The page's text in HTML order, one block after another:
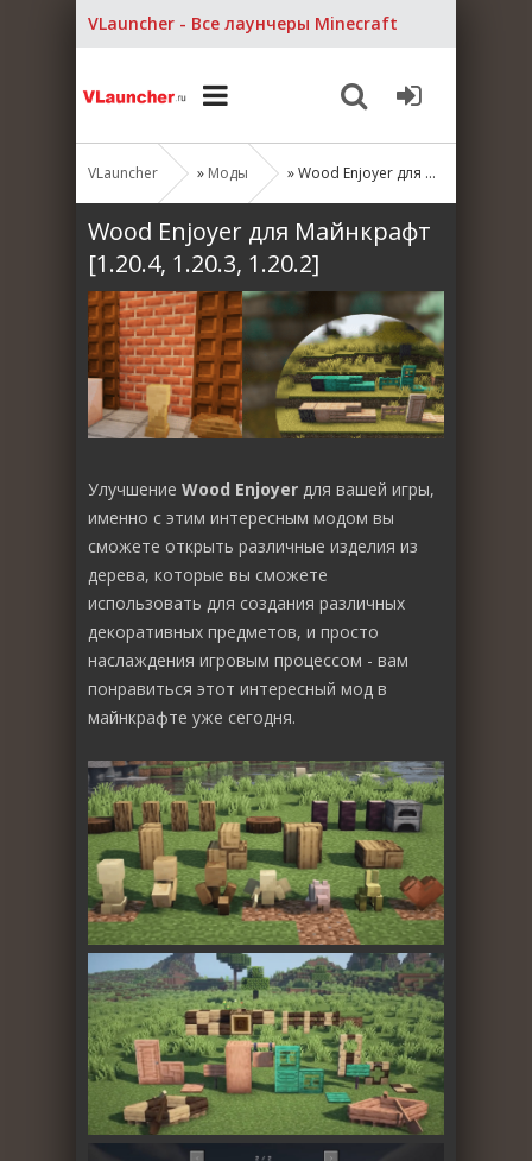
VLauncher - Все лаунчеры Minecraft
VLauncher » Моды » Wood Enjoyer для Майнкрафт [1.20.4, 1.20.3, 1.20.2]
Wood Enjoyer для Майнкрафт
[1.20.4, 1.20.3, 1.20.2]
Улучшение Wood Enjoyer для вашей игры,
именно с этим интересным модом вы
сможете открыть различные изделия из
дерева, которые вы сможете
использовать для создания различных
декоративных предметов, и просто
наслаждения игровым процессом - вам
понравиться этот интересный мод в
майнкрафте уже сегодня.